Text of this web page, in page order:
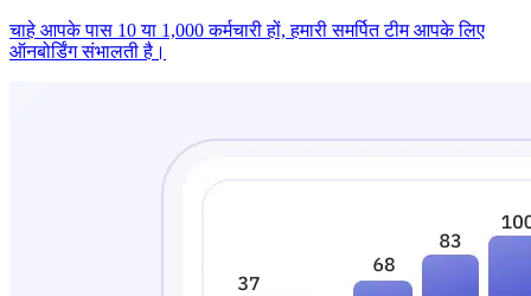
चाहे आपके पास 10 या 1,000 कर्मचारी हों, हमारी समर्पित टीम आपके लिए
ऑनबोर्डिंग संभालती है।